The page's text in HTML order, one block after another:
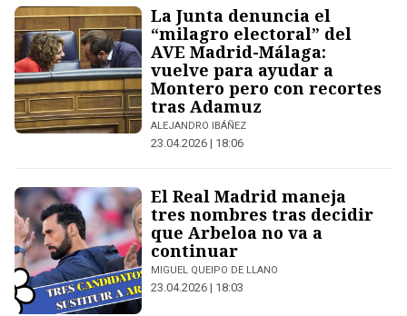
La Junta denuncia el
“milagro electoral” del
AVE Madrid-Málaga:
vuelve para ayudar a
Montero pero con recortes
tras Adamuz
ALEJANDRO IBÁÑEZ
23.04.2026 | 18:06
El Real Madrid maneja
tres nombres tras decidir
que Arbeloa no va a
continuar
MIGUEL QUEIPO DE LLANO
23.04.2026 | 18:03